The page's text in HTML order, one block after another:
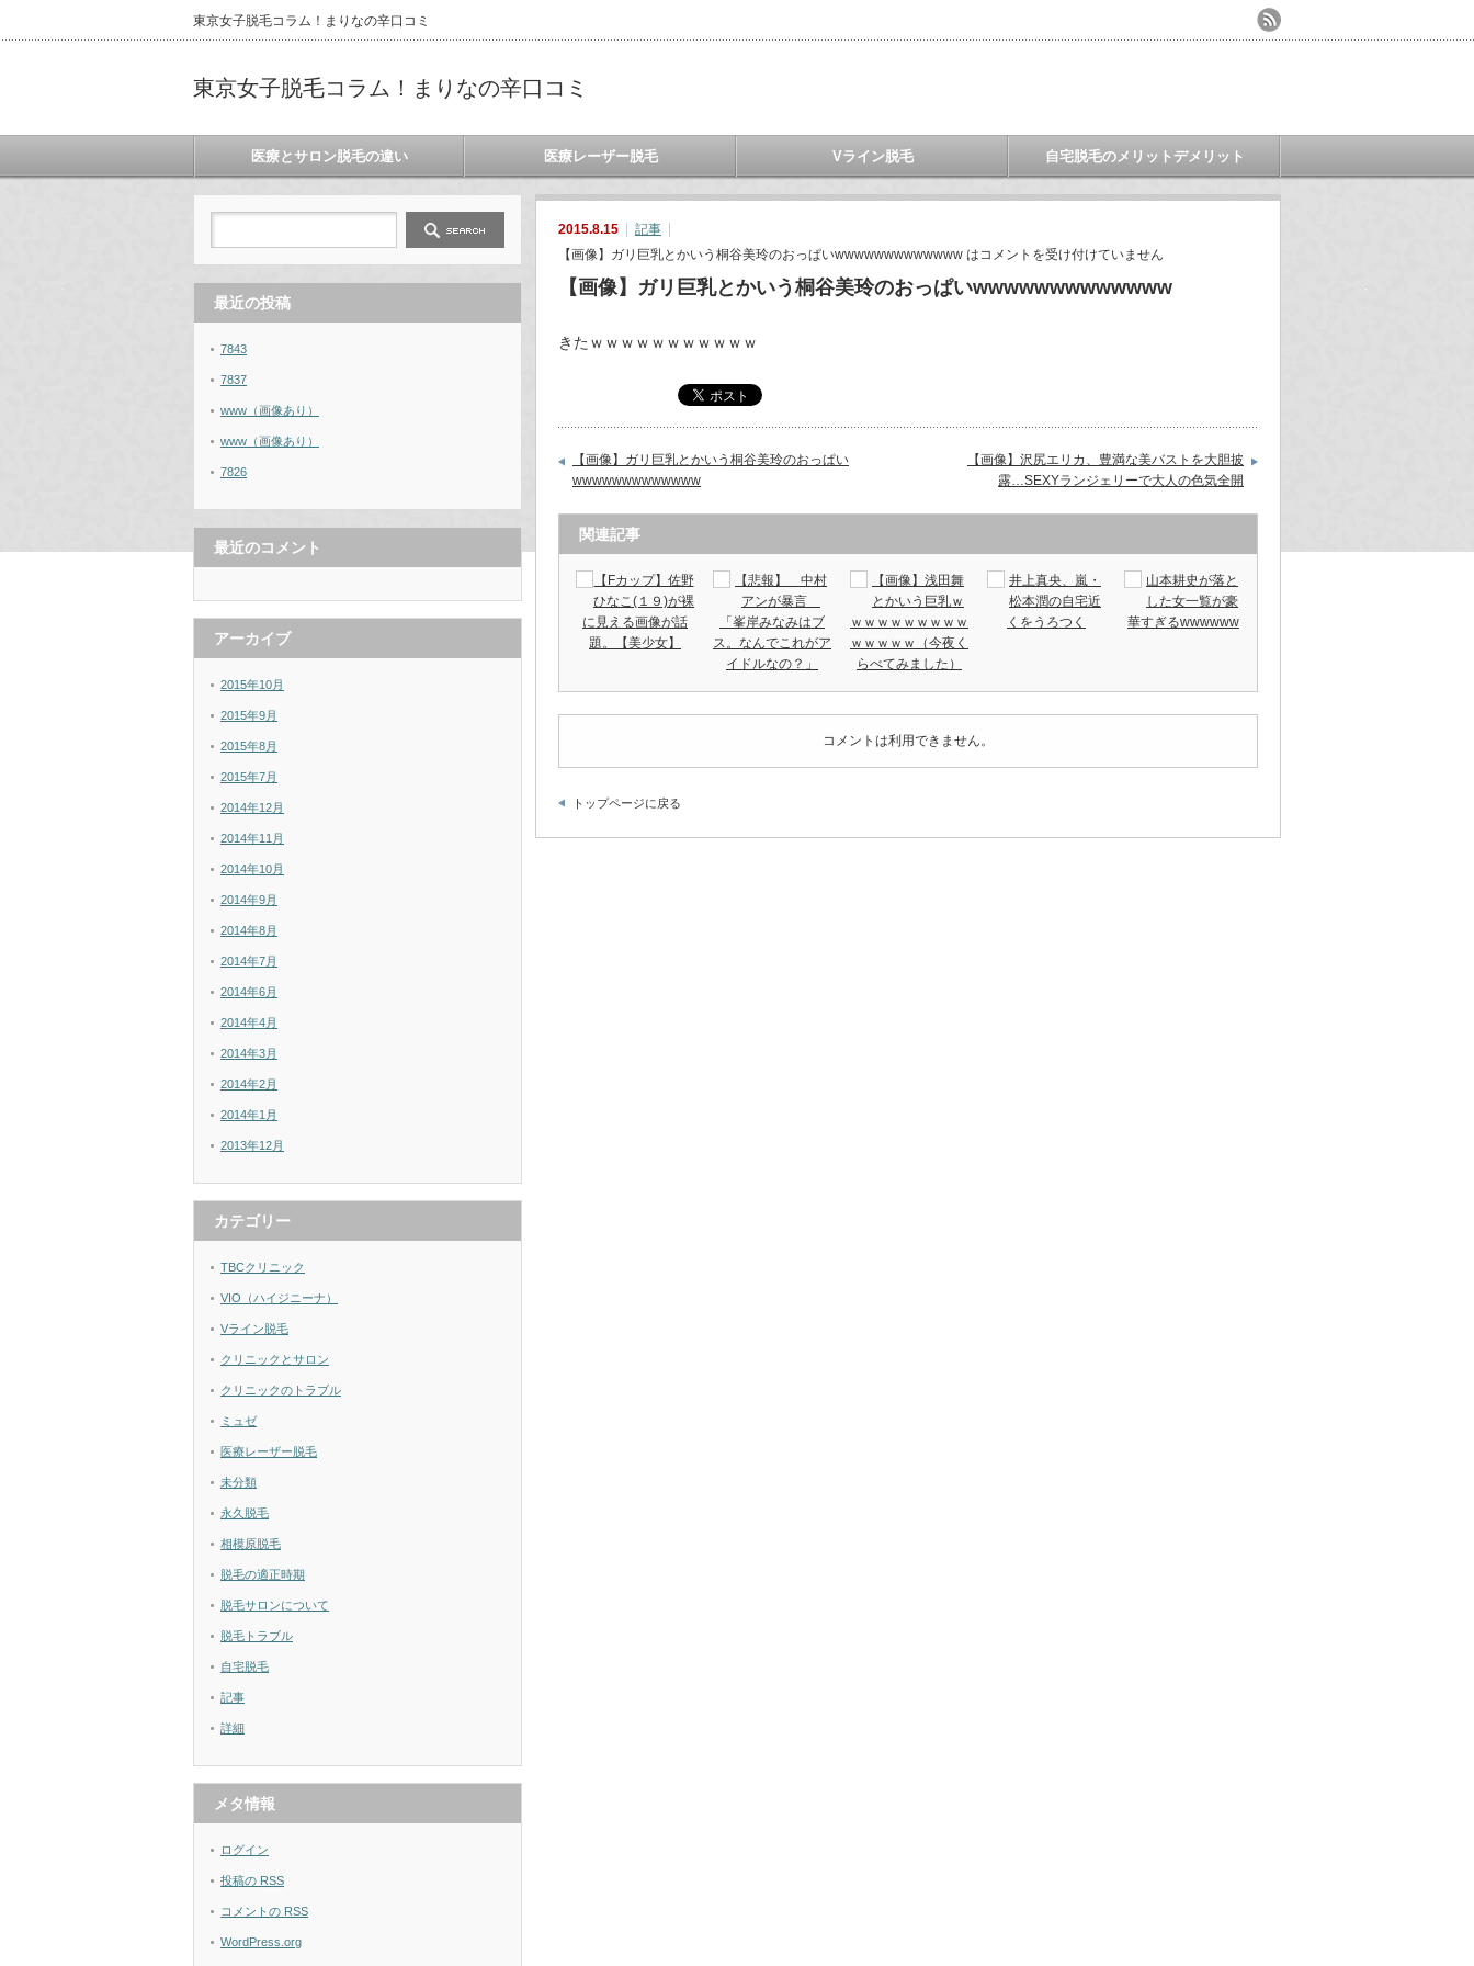
東京女子脱毛コラム！まりなの辛口コミ
東京女子脱毛コラム！まりなの辛口コミ
医療とサロン脱毛の違い 医療レーザー脱毛 Vライン脱毛 自宅脱毛のメリットデメリット
2015.8.15
記事
【画像】ガリ巨乳とかいう桐谷美玲のおっぱいwwwwwwwwwwwww はコメントを受け付けていません
【画像】ガリ巨乳とかいう桐谷美玲のおっぱいwwwwwwwwwwwww
きたｗｗｗｗｗｗｗｗｗｗｗ
【画像】ガリ巨乳とかいう桐谷美玲のおっぱい
wwwwwwwwwwwww
【画像】沢尻エリカ、豊満な美バストを大胆披
露…SEXYランジェリーで大人の色気全開
関連記事
【Fカップ】佐野
ひなこ(１９)が裸
に見える画像が話
題。【美少女】
【悲報】 中村
アンが暴言
「峯岸みなみはブ
ス。なんでこれがア
イドルなの？」
【画像】浅田舞
とかいう巨乳ｗ
ｗｗｗｗｗｗｗｗｗ
ｗｗｗｗｗ（今夜く
らべてみました）
井上真央、嵐・
松本潤の自宅近
くをうろつく
山本耕史が落と
した女一覧が豪
華すぎるwwwwww
コメントは利用できません。
トップページに戻る
最近の投稿
7843
7837
www（画像あり）
www（画像あり）
7826
最近のコメント
アーカイブ
2015年10月
2015年9月
2015年8月
2015年7月
2014年12月
2014年11月
2014年10月
2014年9月
2014年8月
2014年7月
2014年6月
2014年4月
2014年3月
2014年2月
2014年1月
2013年12月
カテゴリー
TBCクリニック
VIO（ハイジニーナ）
Vライン脱毛
クリニックとサロン
クリニックのトラブル
ミュゼ
医療レーザー脱毛
未分類
永久脱毛
相模原脱毛
脱毛の適正時期
脱毛サロンについて
脱毛トラブル
自宅脱毛
記事
詳細
メタ情報
ログイン
投稿の RSS
コメントの RSS
WordPress.org